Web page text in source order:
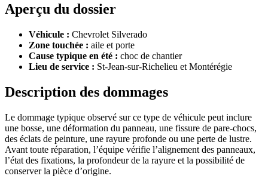
Aperçu du dossier
Véhicule : Chevrolet Silverado
Zone touchée : aile et porte
Cause typique en été : choc de chantier
Lieu de service : St-Jean-sur-Richelieu et Montérégie
Description des dommages
Le dommage typique observé sur ce type de véhicule peut inclure
une bosse, une déformation du panneau, une fissure de pare-chocs,
des éclats de peinture, une rayure profonde ou une perte de lustre.
Avant toute réparation, l’équipe vérifie l’alignement des panneaux,
l’état des fixations, la profondeur de la rayure et la possibilité de
conserver la pièce d’origine.